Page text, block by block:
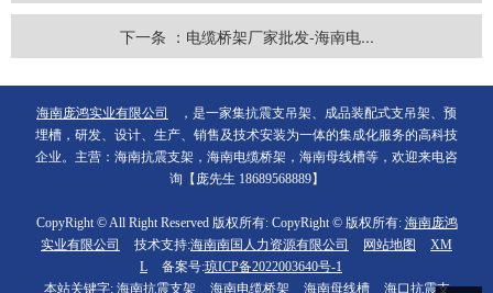
下一条 ：电缆桥架厂家批发-海南电...
海南庞鸿实业有限公司
，是一家集抗震支吊架、成品装配式支吊架、预
埋槽，研发、设计、生产、销售及技术安装为一体的集成化服务的高科技
企业。主营：海南抗震支架，海南电缆桥架，海南母线槽等，欢迎来电咨
询【庞先生 18689568889】
CopyRight © All Right Reserved 版权所有: CopyRight © 版权所有: 海南庞鸿
实业有限公司
技术支持:海南南国人力资源有限公司 网站地图
XM
L
备案号:琼ICP备2022003640号-1
本站关键字: 海南抗震支架 海南电缆桥架 海南母线槽 海口抗震支